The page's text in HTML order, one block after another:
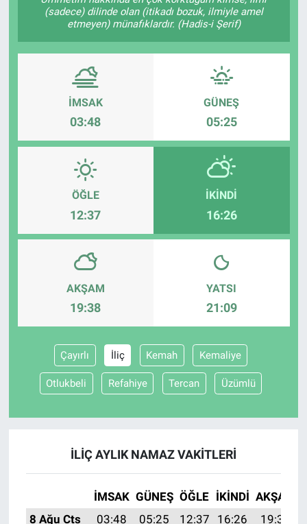
(sadece) dilinde olan (itikadı bozuk, ilmiyle amel
etmeyen) münafıklardır. (Hadis-i Şerif)
İMSAK
03:48
GÜNEŞ
05:25
ÖĞLE
12:37
İKINDI
16:26
AKŞAM
19:38
YATSI
21:09
Çayırlı İliç Kemah Kemaliye
Otlukbeli Refahiye Tercan Üzümlü
İLIÇ AYLIK NAMAZ VAKITLERI
İMSAK GÜNEŞ ÖĞLE İKINDI AKŞAM
8 Ağu Cts
03:48 05:25 12:37 16:26 19:38
EĞİTİM
POLİTİKA
SAĞLIK
TEKNOLOJİ